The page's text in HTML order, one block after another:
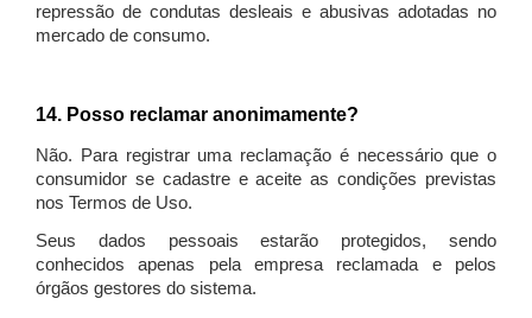
repressão de condutas desleais e abusivas adotadas no
mercado de consumo.
14. Posso reclamar anonimamente?
Não. Para registrar uma reclamação é necessário que o
consumidor se cadastre e aceite as condições previstas
nos Termos de Uso.
Seus dados pessoais estarão protegidos, sendo
conhecidos apenas pela empresa reclamada e pelos
órgãos gestores do sistema.